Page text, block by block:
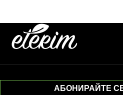
АБОНИРАЙТЕ СЕ